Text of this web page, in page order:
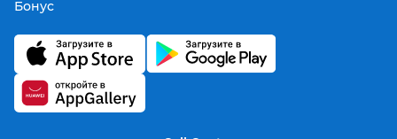
Бонус